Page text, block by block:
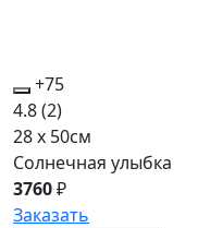
+75
4.8(2)
28 x 50см
Солнечная улыбка
3760₽
Заказать